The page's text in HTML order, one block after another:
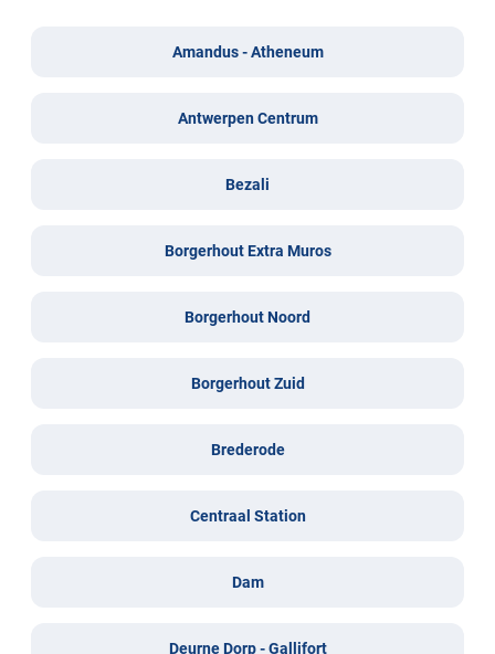
Amandus - Atheneum
Antwerpen Centrum
Bezali
Borgerhout Extra Muros
Borgerhout Noord
Borgerhout Zuid
Brederode
Centraal Station
Dam
Deurne Dorp - Gallifort